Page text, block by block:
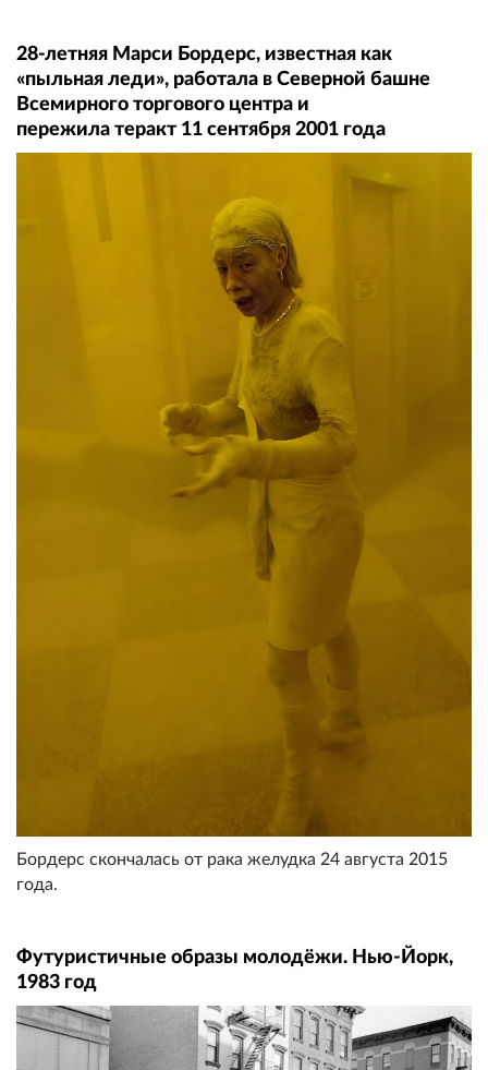
28-летняя Марси Бордерс, известная как
«пыльная леди», работала в Северной башне
Всемирного торгового центра и
пережила теракт 11 сентября 2001 года
Бордерс скончалась от рака желудка 24 августа 2015
года.
Футуристичные образы молодёжи. Hью-Йорк,
1983 год